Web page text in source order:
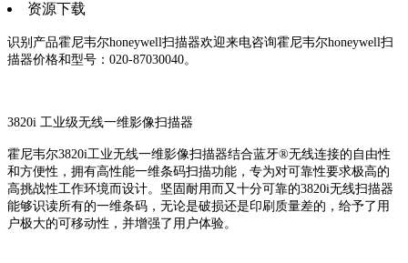
资源下载
识别产品霍尼韦尔honeywell扫描器欢迎来电咨询霍尼韦尔honeywell扫
描器价格和型号：020-87030040。
3820i 工业级无线一维影像扫描器
霍尼韦尔3820i工业无线一维影像扫描器结合蓝牙®无线连接的自由性
和方便性，拥有高性能一维条码扫描功能，专为对可靠性要求极高的
高挑战性工作环境而设计。坚固耐用而又十分可靠的3820i无线扫描器
能够识读所有的一维条码，无论是破损还是印刷质量差的，给予了用
户极大的可移动性，并增强了用户体验。